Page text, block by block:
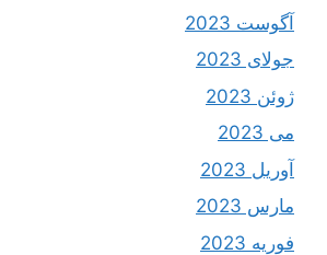
آگوست 2023
جولای 2023
ژوئن 2023
می 2023
آوریل 2023
مارس 2023
فوریه 2023